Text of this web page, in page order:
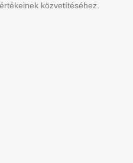
közvetítéséhez.